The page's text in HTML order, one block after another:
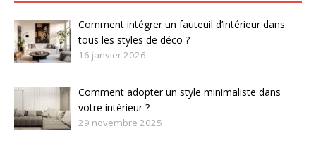
Comment intégrer un fauteuil d’intérieur dans
tous les styles de déco ?
16 janvier 2026
Comment adopter un style minimaliste dans
votre intérieur ?
29 novembre 2025